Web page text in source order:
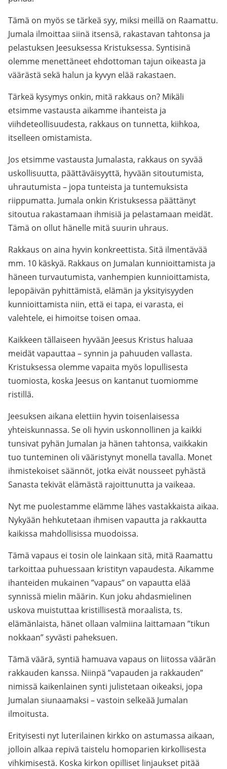
Tämä on myös se tärkeä syy, miksi meillä on Raamattu.
Jumala ilmoittaa siinä itsensä, rakastavan tahtonsa ja
pelastuksen Jeesuksessa Kristuksessa. Syntisinä
olemme menettäneet ehdottoman tajun oikeasta ja
väärästä sekä halun ja kyvyn elää rakastaen.
Tärkeä kysymys onkin, mitä rakkaus on? Mikäli
etsimme vastausta aikamme ihanteista ja
viihdeteollisuudesta, rakkaus on tunnetta, kiihkoa,
itselleen omistamista.
Jos etsimme vastausta Jumalasta, rakkaus on syvää
uskollisuutta, päättäväisyyttä, hyvään sitoutumista,
uhrautumista – jopa tunteista ja tuntemuksista
riippumatta. Jumala onkin Kristuksessa päättänyt
sitoutua rakastamaan ihmisiä ja pelastamaan meidät.
Tämä on ollut hänelle mitä suurin uhraus.
Rakkaus on aina hyvin konkreettista. Sitä ilmentävää
mm. 10 käskyä. Rakkaus on Jumalan kunnioittamista ja
häneen turvautumista, vanhempien kunnioittamista,
lepopäivän pyhittämistä, elämän ja yksityisyyden
kunnioittamista niin, että ei tapa, ei varasta, ei
valehtele, ei himoitse toisen omaa.
Kaikkeen tällaiseen hyvään Jeesus Kristus haluaa
meidät vapauttaa – synnin ja pahuuden vallasta.
Kristuksessa olemme vapaita myös lopullisesta
tuomiosta, koska Jeesus on kantanut tuomiomme
ristillä.
Jeesuksen aikana elettiin hyvin toisenlaisessa
yhteiskunnassa. Se oli hyvin uskonnollinen ja kaikki
tunsivat pyhän Jumalan ja hänen tahtonsa, vaikkakin
tuo tunteminen oli vääristynyt monella tavalla. Monet
ihmistekoiset säännöt, jotka eivät nousseet pyhästä
Sanasta tekivät elämästä rajoittunutta ja vaikeaa.
Nyt me puolestamme elämme lähes vastakkaista aikaa.
Nykyään hehkutetaan ihmisen vapautta ja rakkautta
kaikissa mahdollisissa muodoissa.
Tämä vapaus ei tosin ole lainkaan sitä, mitä Raamattu
tarkoittaa puhuessaan kristityn vapaudesta. Aikamme
ihanteiden mukainen ”vapaus” on vapautta elää
synnissä mielin määrin. Kun joku ahdasmielinen
uskova muistuttaa kristillisestä moraalista, ts.
elämänlaista, hänet ollaan valmiina laittamaan ”tikun
nokkaan” syvästi paheksuen.
Tämä väärä, syntiä hamuava vapaus on liitossa väärän
rakkauden kanssa. Niinpä ”vapauden ja rakkauden”
nimissä kaikenlainen synti julistetaan oikeaksi, jopa
Jumalan siunaamaksi – vastoin selkeää Jumalan
ilmoitusta.
Erityisesti nyt luterilainen kirkko on astumassa aikaan,
jolloin alkaa repivä taistelu homoparien kirkollisesta
vihkimisestä. Koska kirkon opilliset linjaukset pitää